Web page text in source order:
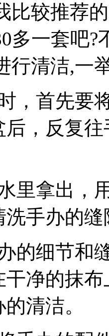
比较推荐
多一套吧
行清洁,一
，首先要
后，反复
里拿出，
手办的
的细节和
净的抹
清洁。